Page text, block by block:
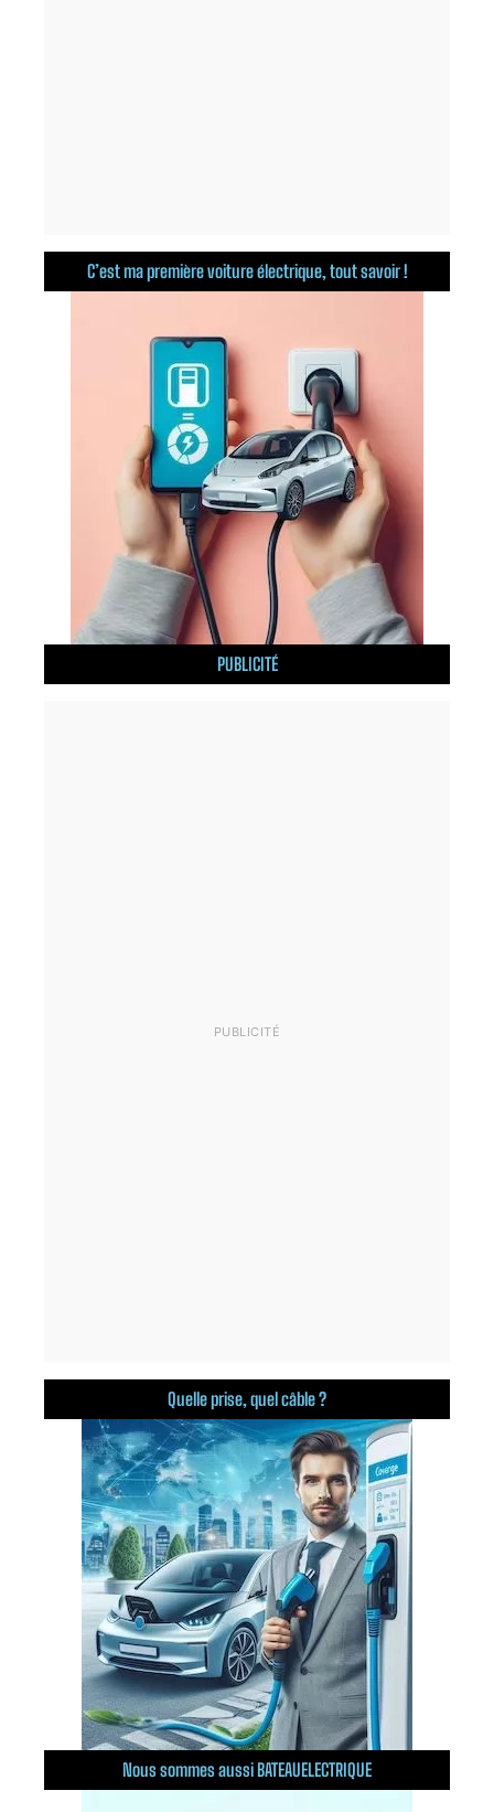
C’est ma première voiture électrique, tout savoir !
PUBLICITÉ
Quelle prise, quel câble ?
Nous sommes aussi BATEAUELECTRIQUE